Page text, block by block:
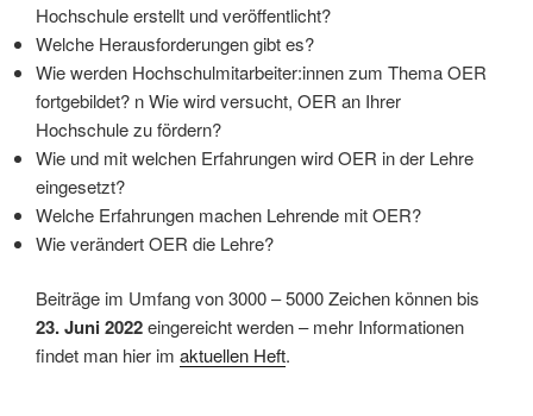
Hochschule erstellt und veröffentlicht?
Welche Herausforderungen gibt es?
Wie werden Hochschulmitarbeiter:innen zum Thema OER
fortgebildet? n Wie wird versucht, OER an Ihrer
Hochschule zu fördern?
Wie und mit welchen Erfahrungen wird OER in der Lehre
eingesetzt?
Welche Erfahrungen machen Lehrende mit OER?
Wie verändert OER die Lehre?
Beiträge im Umfang von 3000 – 5000 Zeichen können bis
23. Juni 2022eingereicht werden – mehr Informationen
findet man hier im aktuellen Heft.